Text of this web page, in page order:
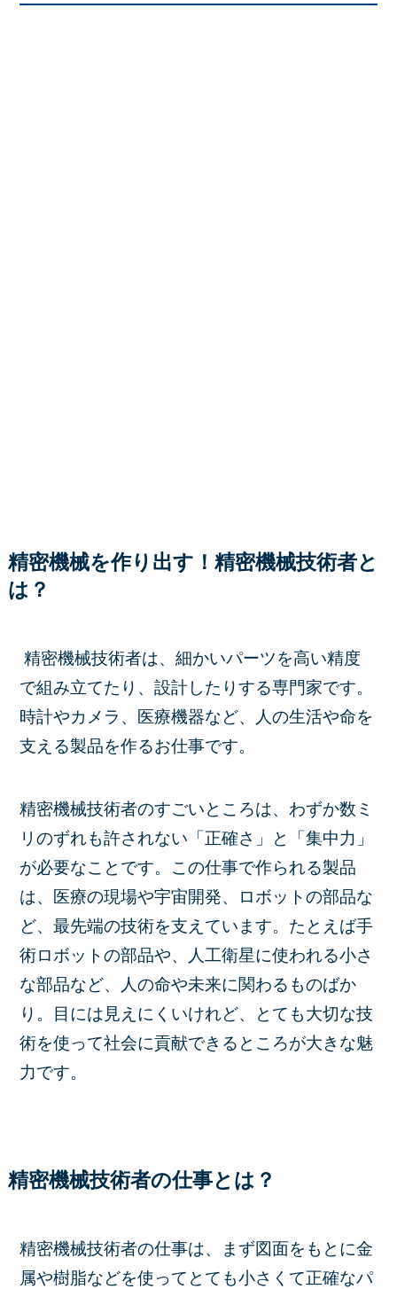
精密機械を作り出す！精密機械技術者と
は？
精密機械技術者は、細かいパーツを高い精度
で組み立てたり、設計したりする専門家です。
時計やカメラ、医療機器など、人の生活や命を
支える製品を作るお仕事です。
精密機械技術者のすごいところは、わずか数ミ
リのずれも許されない「正確さ」と「集中力」
が必要なことです。この仕事で作られる製品
は、医療の現場や宇宙開発、ロボットの部品な
ど、最先端の技術を支えています。たとえば手
術ロボットの部品や、人工衛星に使われる小さ
な部品など、人の命や未来に関わるものばか
り。目には見えにくいけれど、とても大切な技
術を使って社会に貢献できるところが大きな魅
力です。
精密機械技術者の仕事とは？
精密機械技術者の仕事は、まず図面をもとに金
属や樹脂などを使ってとても小さくて正確なパ